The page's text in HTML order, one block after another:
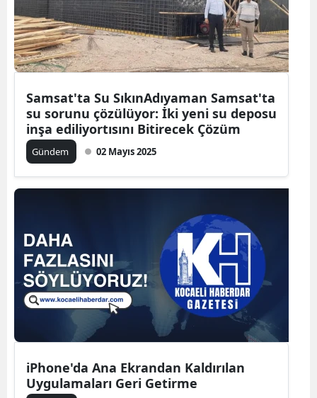
Samsat'ta Su SıkınAdıyaman Samsat'ta
su sorunu çözülüyor: İki yeni su deposu
inşa ediliyortısını Bitirecek Çözüm
Gündem 02 Mayıs 2025
iPhone'da Ana Ekrandan Kaldırılan
Uygulamaları Geri Getirme